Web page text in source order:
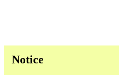
Notice